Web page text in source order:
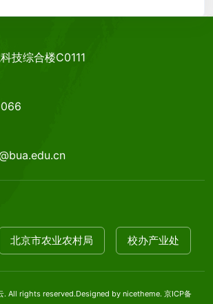
技综合楼C0111
北京市农业农村局 校办产业处
. All rights reserved.Designed by nicetheme. 京ICP备